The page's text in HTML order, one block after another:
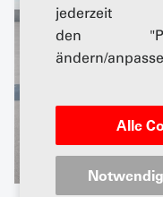
den
ändern/
Alle